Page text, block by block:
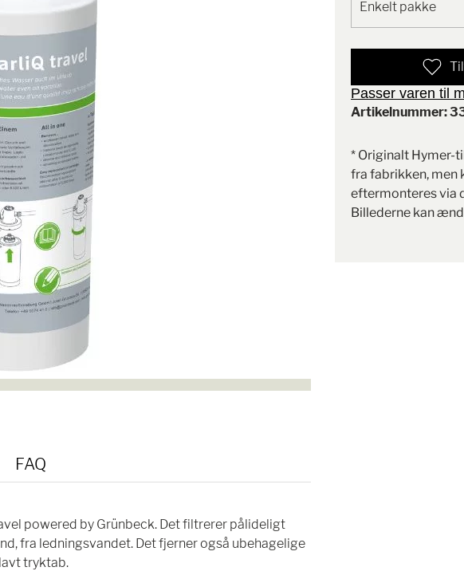
FAQ
powered by Grünbeck. Det filtrerer pålideligt
fra ledningsvandet. Det fjerner også ubehagelige
tryktab.
Passer varen til
Artikelnummer:
* Originalt
fra fabrikken, men
eftermonteres via
Billederne kan